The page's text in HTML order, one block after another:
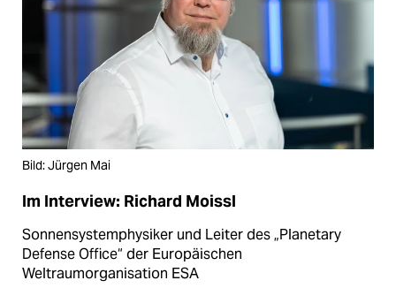
Bild: Jürgen Mai
Im Interview: Richard Moissl
Sonnensystemphysiker und Leiter des „Planetary
Defense Office“ der Europäischen
Weltraumorganisation ESA